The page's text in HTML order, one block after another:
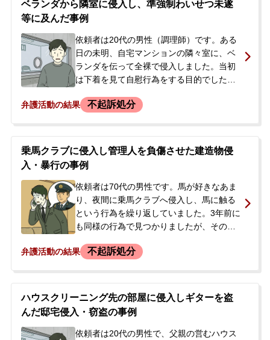
ましたが、翌日には余罪があることを正直
に話しました。今後の手続きや逮捕の可能
性について強い不安を抱いた当事者の妻
が、当事務所にLINEで相談され、来所に至
りました。
ベランダから隣室に侵入し、準強制わいせつ未遂
等に及んだ事例
依頼者は20代の男性（調理師）です。ある
日の未明、自宅マンションの隣々室に、ベ
ランダを伝って全裸で侵入しました。当初
は下着を見て自慰行為をする目的でした
中の女性を発見。わいせつ目的でスマート
ましました。依頼者は驚いてベランダから
逃走しましたが、女性の通報で駆け付けた
警察官に自ら犯行を名乗り出て、住居侵
入・準強制わいせつ未遂の容疑で逮捕・勾
留されました。その後、裁判所から勾留通
知を受け取ったご両親が、事件の詳しい内
容を知りたい、示談で解決できないかとの
見を依頼されました。
弁護活動の結果 不起訴処分
乗馬クラブに侵入し管理人を負傷させた建造物侵
入・暴行の事例
依頼者は70代の男性です。馬が好きなあま
り、夜間に乗馬クラブへ侵入し、馬に触る
という行為を繰り返していました。3年前に
も同様の行為で見つかりましたが、その際
いました。事件当日も、乗馬クラブの馬房
理人を振り払い、鉄柱にぶつかって怪我を
させてしまいました。その場で取り押さえ
られ警察に連行されましたが、逮捕はされ
ず在宅事件として捜査が進められることに
弁護活動の結果 不起訴処分
ハウスクリーニング先の部屋に侵入しギターを盗
んだ邸宅侵入・窃盗の事例
依頼者は20代の男性で、父親の営むハウス